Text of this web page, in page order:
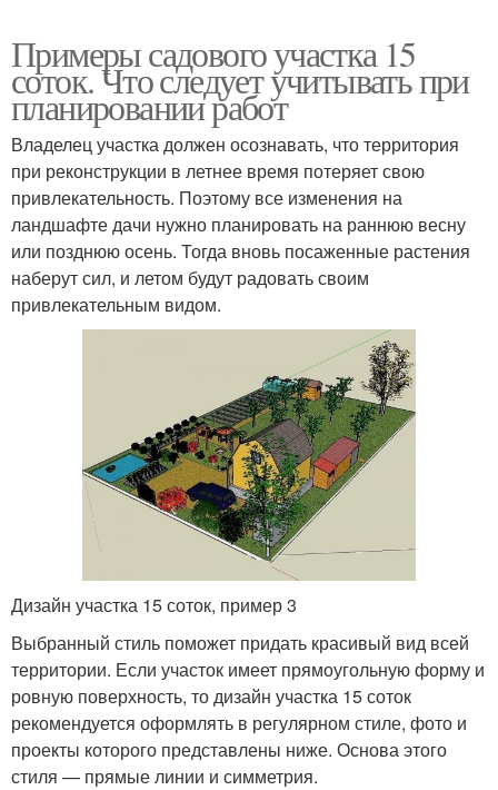
Примеры садового участка 15
соток. Что следует учитывать при
планировании работ
Владелец участка должен осознавать, что территория
при реконструкции в летнее время потеряет свою
привлекательность. Поэтому все изменения на
ландшафте дачи нужно планировать на раннюю весну
или позднюю осень. Тогда вновь посаженные растения
наберут сил, и летом будут радовать своим
привлекательным видом.
Дизайн участка 15 соток, пример 3
Выбранный стиль поможет придать красивый вид всей
территории. Если участок имеет прямоугольную форму и
ровную поверхность, то дизайн участка 15 соток
рекомендуется оформлять в регулярном стиле, фото и
проекты которого представлены ниже. Основа этого
стиля — прямые линии и симметрия.